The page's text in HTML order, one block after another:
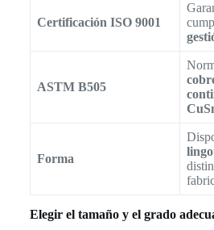
Certificación ISO 9001
ASTM B505
Forma
Elegir el tamaño y el grado